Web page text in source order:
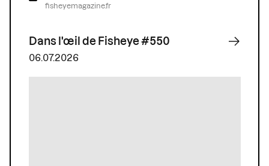
fisheyemagazine.fr
Dans l'œil de Fisheye #550
06.07.2026